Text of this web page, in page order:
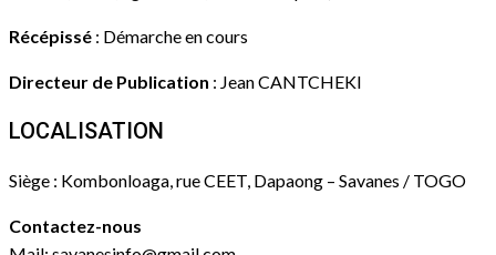
Récépissé : Démarche en cours
Directeur de Publication : Jean CANTCHEKI
LOCALISATION
Siège : Kombonloaga, rue CEET, Dapaong – Savanes / TOGO
Contactez-nous